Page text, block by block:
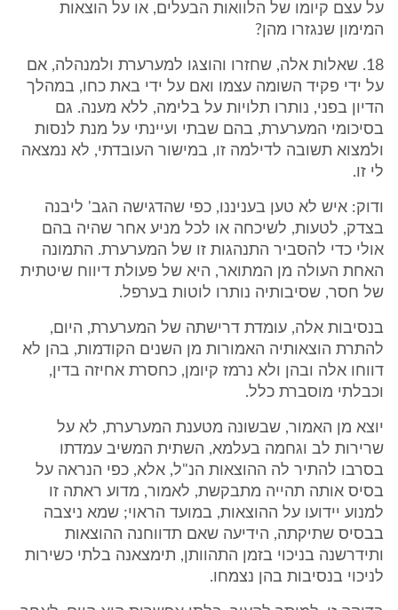
על עצם קיומו של הלוואות הבעלים, או על הוצאות
המימון שנגזרו מהן?
18. שאלות אלה, שחזרו והוצגו למערערת ולמנהלה, אם
על ידי פקיד השומה עצמו ואם על ידי באת כחו, במהלך
הדיון בפני, נותרו תלויות על בלימה, ללא מענה. גם
בסיכומי המערערת, בהם שבתי ועיינתי על מנת לנסות
ולמצוא תשובה לדילמה זו, במישור העובדתי, לא נמצאה
לי זו.
ודוק: איש לא טען בעניננו, כפי שהדגישה הגב' ליבנה
בצדק, לטעות, לשיכחה או לכל מניע אחר שהיה בהם
אולי כדי להסביר התנהגות זו של המערערת. התמונה
האחת העולה מן המתואר, היא של פעולת דיווח שיטתית
של חסר, שסיבותיה נותרו לוטות בערפל.
בנסיבות אלה, עומדת דרישתה של המערערת, היום,
להתרת הוצאותיה האמורות מן השנים הקודמות, בהן לא
דווחו אלה ובהן ולא נרמז קיומן, כחסרת אחיזה בדין,
וכבלתי מוסברת כלל.
יוצא מן האמור, שבשונה מטענת המערערת, לא על
שרירות לב וגחמה בעלמא, השתית המשיב עמדתו
בסרבו להתיר לה ההוצאות הנ"ל, אלא, כפי הנראה על
בסיס אותה תהייה מתבקשת, לאמור, מדוע ראתה זו
למנוע יידועו על ההוצאות, במועד הראוי; שמא ניצבה
בבסיס שתיקתה, הידיעה שאם תדווחנה ההוצאות
ותידרשנה בניכוי בזמן התהוותן, תימצאנה בלתי כשירות
לניכוי בנסיבות בהן נצמחו.